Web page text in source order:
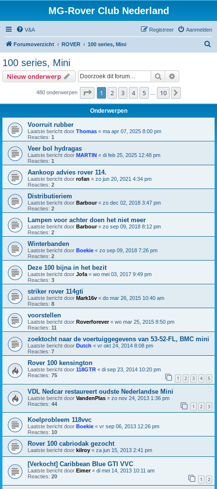
MG-Rover Club Nederland
V&A Aanmelden
Registreer
Forumoverzicht ROVER 100 series, Mini
100 series, Mini
Nieuw onderwerp Zoek
480 onderwerpen Pagina van 10
1 2 3 4 5 10
Onderwerpen
Voorruit rubber
Laatste bericht door Thomas « ma apr 07, 2025 8:00 pm
Reacties: 1
Veer bol hydragas
Laatste bericht door MARTIN « di feb 25, 2025 12:48 pm
Reacties: 1
Aankoop advies rover 114.
Laatste bericht door rofan « zo jun 20, 2021 4:34 pm
Reacties: 2
Distributieriem
Laatste bericht door Barbour« zo dec 02, 2018 3:47 pm
Reacties: 2
Lampen voor achter doen het niet meer
Laatste bericht door Barbour« zo sep 09, 2018 8:12 pm
Reacties: 2
Winterbanden
Laatste bericht door Boekie « zo sep 09, 2018 7:26 pm
Reacties: 2
Deze 100 bijna in het bezit
Laatste bericht door Jofa « wo mei 03, 2017 9:49 pm
Reacties: 3
striker rover 114gti
Laatste bericht door Mark16v « do mar 26, 2015 10:40 am
Reacties: 8
voorstellen
Laatste bericht door Roverforever« wo mar 25, 2015 8:50 pm
Reacties: 11
zoektocht naar de voertuiggegevens van 53-52-FL, BMC mini
Laatste bericht door Dutch « vr okt 24, 2014 8:08 pm
Reacties: 7
Rover 100 kensington
Laatste bericht door 118GTR « di sep 23, 2014 10:20 pm
Reacties: 75 1 2 3 4 5
VDL Nedcar restaureert oudste Nederlandse Mini
Laatste bericht door VandenPlas « zo nov 24, 2013 1:36 pm
Reacties: 44 1 2 3
Koelprobleem 118vvc
Laatste bericht door Boekie « vr sep 06, 2013 12:26 pm
Reacties: 10
Rover 100 cabriodak gezocht
Laatste bericht door kilroy « za jun 15, 2013 2:41 pm
[Verkocht] Caribbean Blue GTI VVC
Laatste bericht door Eimer« di mei 14, 2013 10:11 am
Reacties: 20 1 2